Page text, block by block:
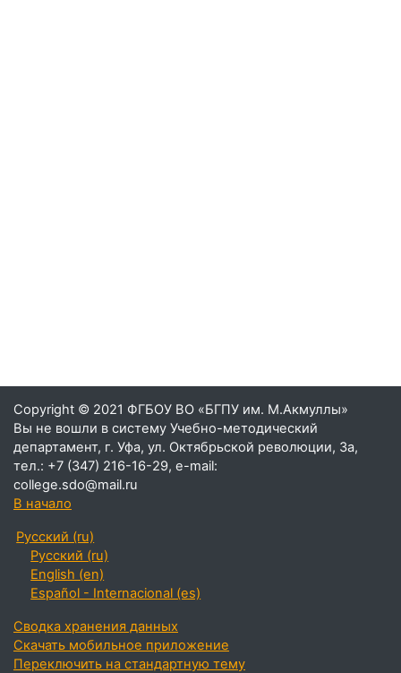
Вы не вошли в систему
В начало
Русский ‎(ru)‎
Русский ‎(ru)‎
English ‎(en)‎
Español - Internacional ‎(es)‎
Сводка хранения данных
Скачать мобильное приложение
Переключить на стандартную тему